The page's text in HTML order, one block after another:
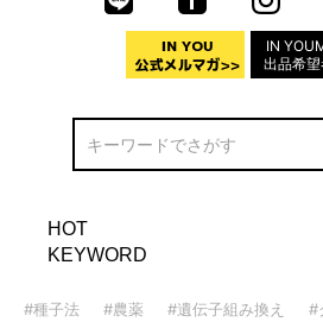
IN
出品希
HOT
KEYWORD
#種子法 #農薬 #遺伝子組み換え
#